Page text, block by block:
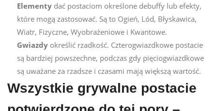
Elementy dać postaciom określone debuffy lub efekty,
które mogą zastosować. Są to Ogień, Lód, Błyskawica,
Wiatr, Fizyczne, Wyobrażeniowe i Kwantowe.
Gwiazdy określić rzadkość. Czterogwiazdkowe postacie
są bardziej powszechne, podczas gdy pięciogwiazdkowe
są uważane za rzadsze i czasami mają większą wartość.
Wszystkie grywalne postacie